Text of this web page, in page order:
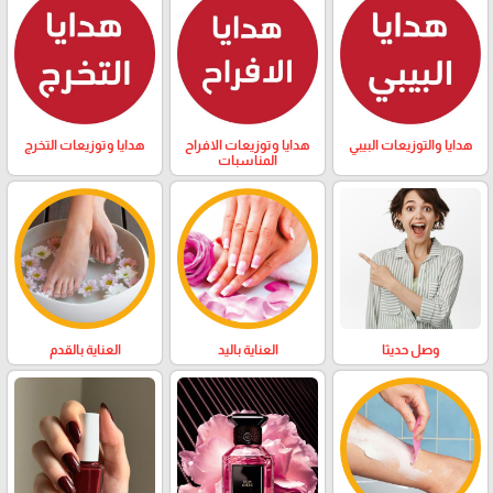
هدايا والتوزيعات البيبي
هدايا وتوزيعات الافراح
المناسبات
هدايا وتوزيعات التخرج
وصل حديثا العناية باليد العناية بالقدم